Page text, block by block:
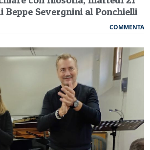
Beppe Severgnini al Ponchielli
COMMENTA